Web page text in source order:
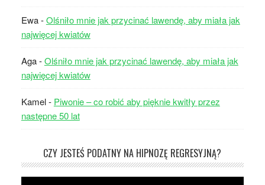
Ewa-Olśniło mnie jak przycinać lawendę, aby miała jak
najwięcej kwiatów
Aga-Olśniło mnie jak przycinać lawendę, aby miała jak
najwięcej kwiatów
Kamel- Piwonie – co robić aby pięknie kwitły przez
następne 50 lat
CZY JESTEŚ PODATNY NA HIPNOZĘ REGRESYJNĄ?